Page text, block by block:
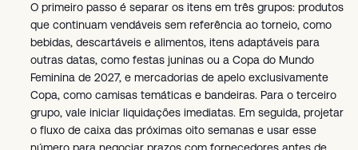
O primeiro passo é separar os itens em três grupos: produtos
que continuam vendáveis sem referência ao torneio, como
bebidas, descartáveis e alimentos, itens adaptáveis para
outras datas, como festas juninas ou a Copa do Mundo
Feminina de 2027, e mercadorias de apelo exclusivamente
Copa, como camisas temáticas e bandeiras. Para o terceiro
grupo, vale iniciar liquidações imediatas. Em seguida, projetar
o fluxo de caixa das próximas oito semanas e usar esse